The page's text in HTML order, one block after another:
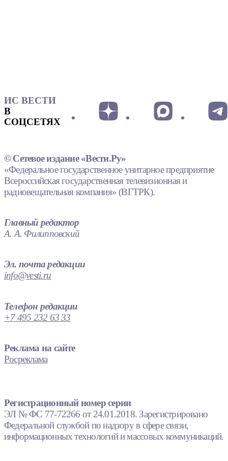
ИС ВЕСТИ
В
СОЦСЕТЯХ
© Сетевое издание «Вести.Ру»
«Федеральное государственное унитарное предприятие
Всероссийская государственная телевизионная и
радиовещательная компания» (ВГТРК).
Главный редактор
А. А. Филипповский
Эл. почта редакции
info@vesti.ru
Телефон редакции
+7 495 232 63 33
Реклама на сайте
Росреклама
Регистрационный номер серии
ЭЛ № ФС 77-72266 от 24.01.2018. Зарегистрировано
Федеральной службой по надзору в сфере связи,
информационных технологий и массовых коммуникаций.